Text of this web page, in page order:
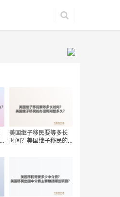
美国继子移民要等多长
时间？美国继子移民的